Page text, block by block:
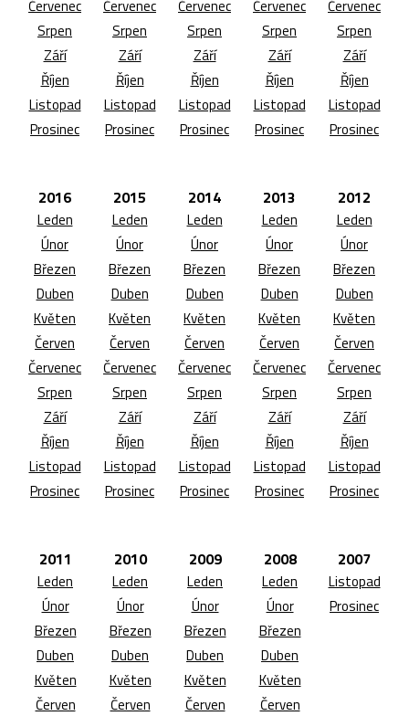
Červenec
Srpen
Září
Říjen
Listopad
Prosinec
Červenec
Srpen
Září
Říjen
Listopad
Prosinec
Červenec
Srpen
Září
Říjen
Listopad
Prosinec
Červenec
Srpen
Září
Říjen
Listopad
Prosinec
Červenec
Srpen
Září
Říjen
Listopad
Prosinec
2016
Leden
Únor
Březen
Duben
Květen
Červen
Červenec
Srpen
Září
Říjen
Listopad
Prosinec
2015
Leden
Únor
Březen
Duben
Květen
Červen
Červenec
Srpen
Září
Říjen
Listopad
Prosinec
2014
Leden
Únor
Březen
Duben
Květen
Červen
Červenec
Srpen
Září
Říjen
Listopad
Prosinec
2013
Leden
Únor
Březen
Duben
Květen
Červen
Červenec
Srpen
Září
Říjen
Listopad
Prosinec
2012
Leden
Únor
Březen
Duben
Květen
Červen
Červenec
Srpen
Září
Říjen
Listopad
Prosinec
2011
Leden
Únor
Březen
Duben
Květen
Červen
2010
Leden
Únor
Březen
Duben
Květen
Červen
2009
Leden
Únor
Březen
Duben
Květen
Červen
2008
Leden
Únor
Březen
Duben
Květen
Červen
2007
Listopad
Prosinec